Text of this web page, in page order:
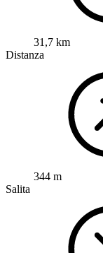
31,7 km
Distanza
344 m
Salita